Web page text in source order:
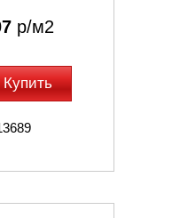
р/м2
Купить